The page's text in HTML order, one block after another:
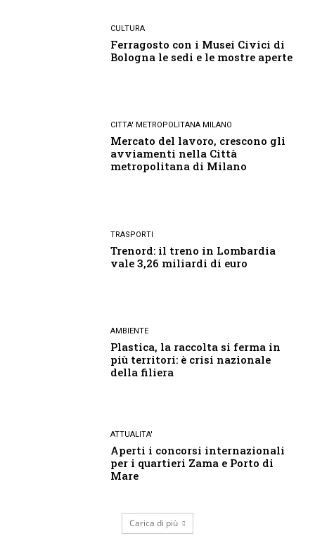
CULTURA
Ferragosto con i Musei Civici di
Bologna le sedi e le mostre aperte
CITTA' METROPOLITANA MILANO
Mercato del lavoro, crescono gli
avviamenti nella Città
metropolitana di Milano
TRASPORTI
Trenord: il treno in Lombardia
vale 3,26 miliardi di euro
AMBIENTE
Plastica, la raccolta si ferma in
più territori: è crisi nazionale
della filiera
ATTUALITA'
Aperti i concorsi internazionali
per i quartieri Zama e Porto di
Mare
Carica di più